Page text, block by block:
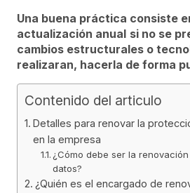
Una buena práctica consiste
actualización anual si no se
cambios estructurales o
realizaran, hacerla de forma
Contenido del articulo
Detalles para renovar la
en la empresa
¿Cómo debe ser la
datos?
¿Quién es el encargado de